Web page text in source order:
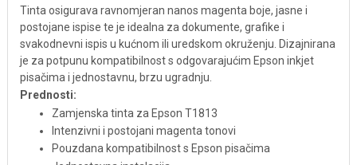
Tinta osigurava ravnomjeran nanos magenta boje, jasne i
postojane ispise te je idealna za dokumente, grafike i
svakodnevni ispis u kućnom ili uredskom okruženju. Dizajnirana
je za potpunu kompatibilnost s odgovarajućim Epson inkjet
pisačima i jednostavnu, brzu ugradnju.
Prednosti:
Zamjenska tinta za Epson T1813
Intenzivni i postojani magenta tonovi
Pouzdana kompatibilnost s Epson pisačima